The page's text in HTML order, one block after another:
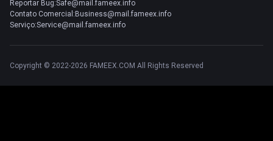
Reportar Bug:Safe@mail.fameex.info
Contato Comercial:Business@mail.fameex.info
Serviço:Service@mail.fameex.info
Copyright © 2022-2026 FAMEEX.COM All Rights Reserved